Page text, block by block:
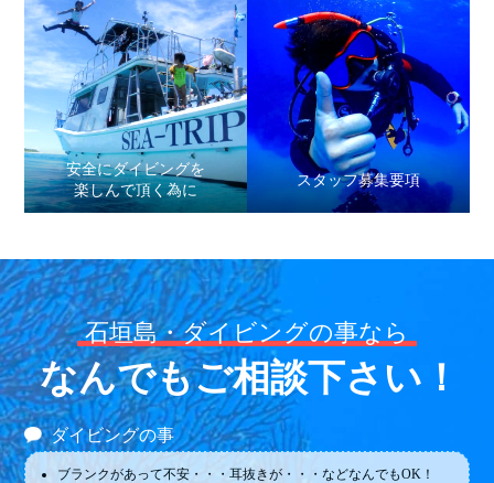
安全にダイビングを
楽しんで頂く為に
スタッフ募集要項
石垣島・ダイビングの事なら
なんでもご相談下さい！
ダイビングの事
ブランクがあって不安・・・耳抜きが・・・などなんでもOK！